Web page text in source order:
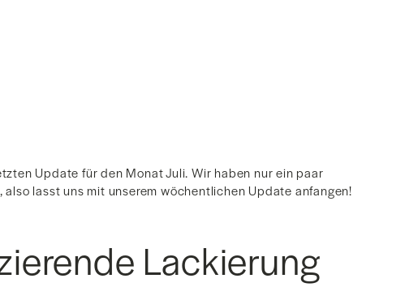
Update für den Monat Juli. Wir haben nur ein paar
lasst uns mit unserem wöchentlichen Update anfangen!
Lackierung